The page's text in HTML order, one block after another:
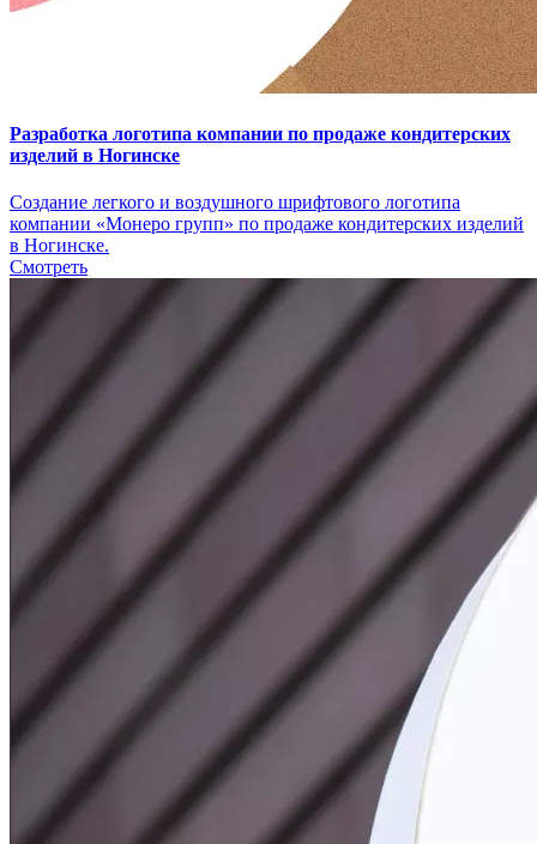
Разработка логотипа компании по продаже кондитерских
изделий в Ногинске
Создание легкого и воздушного шрифтового логотипа
компании «Монеро групп» по продаже кондитерских изделий
в Ногинске.
Смотреть